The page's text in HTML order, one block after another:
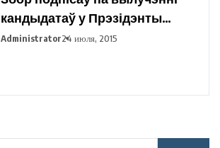
кандыдатаў у Прэзідэнты
Рэспублікі Беларусь праходзіць
Administrator24 июля, 2015